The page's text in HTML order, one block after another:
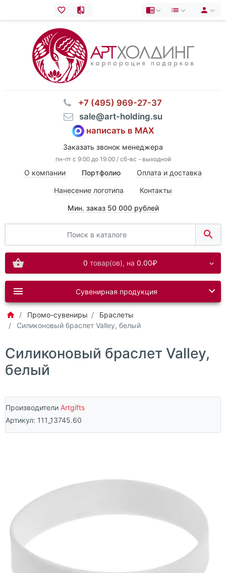
⠀+7 (495) 969-27-37
⠀sale@art-holding.su
написать в MAX
Заказать звонок менеджера
пн-пт с 9:00 до 19:00 / сб-вс - выходной
О компании Портфолио Оплата и доставка
Нанесение логотипа Контакты
Мин. заказ 50 000 рублей
0 товар(ов), на 0.00₽
Сувенирная продукция
Промо-сувениры
Браслеты
Силиконовый браслет Valley, белый
Силиконовый браслет Valley,
белый
Производители Artgifts
Артикул: 111_13745.60